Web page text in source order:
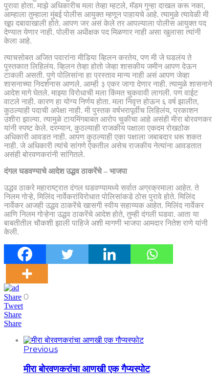
पुरावा होता. माझे अधिकारीच मला तेव्हा म्हटले, मॅडम गुन्हा दाखल करू नका,
आम्हाला तुम्हाला मुंबई पोलीस आयुक्त म्हणून पाहायचे आहे. त्यामुळे त्यावेळी मी
खूप दबावाखाली होते. आपण जर असं केले तर आपल्याला पोलीस आयुक्त पद
देण्यात येणार नाही. पोलीस अधीक्षक पद मिळणार नाही असा खुलासा त्यांनी
केला आहे.
त्याचसोबत अजित पवारांना मीडिया व्हिलन करतेय, पण मी जे घडलंय ते
पुस्तकात लिहिलंय. व्हिलन तेव्हा होतो जेव्हा शासकीय जमीन आपण देऊन
टाकली असती. पुणे पोलिसांना हा प्रस्ताव मान्य नाही असं आपण जेव्हा
शासनाच्या निदर्शनास आणले. आम्ही ३ एकर जागा देणार नाही. त्यामुळे शासनाने
आदेश मागे घेतले. माझ्या विरोधाची मला किंमत चुकवावी लागली. पण वाईट
वाटले नाही. कारण हा योग्य निर्णय होता. मला निवृत्त होऊन ६ वर्ष झालीत,
कुठल्याही पदाची अपेक्षा नाही. मी पुस्तक वर्षभरापूर्वीच लिहिलंय, प्रकाशन
उशीरा झाल्या. त्यामुळे टायमिंगबाबत आरोप चुकीचा आहे असंही मीरा बोरवणकर
यांनी स्पष्ट केले. दरम्यान, कुठल्याही राजकीय पक्षाला एकदम रोखठोक
अधिकारी आवडत नाही. आपण कुठल्याही एका पक्षाला जबाबदार धरू शकत
नाही. जे अधिकारी त्यांचे सांगणे ऐकतील असेच राजकीय नेत्यांना आवडतात
असंही बोरवणकरांनी सांगितले.
दंगल घडवण्याचे आदेश उद्धव ठाकरेंचे – भाजपा
उद्धव ठाकरे महाराष्ट्रात दंगल घडवण्यामध्ये सर्वात अग्रक्रमाला आहेत. ते
निलम गोऱ्हे, मिलिंद नार्वेकरांविरोधात पोलिसांकडे ठोस पुरावे होते. मिलिंद
नार्वेकर आजही उद्धव ठाकरेंचे खासगी स्वीय सहाय्यक आहेत. मिलिंद नार्वेकर
आणि निलम गोऱ्हेना उद्धव ठाकरेंचे आदेश होते, तुम्ही दंगली घडवा. आता या
बाबतीतील चौकशी झाली पाहिजे अशी मागणी भाजपा आमदार नितेश राणे यांनी
केली.
Share 0
Tweet
Share
Share
Previous
मीरा बोरवणकरांचा आणखी एक गैप्यस्पोट